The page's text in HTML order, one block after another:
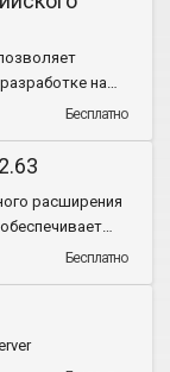
на
Бесплатно
расширения
"Инструменты
Бесплатно